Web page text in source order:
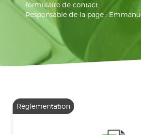
formulaire de contact.
Responsable de la page :
Règlementation